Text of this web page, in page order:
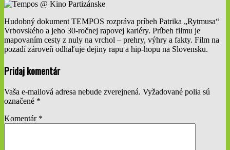
Hudobný dokument TEMPOS rozpráva príbeh Patrika „Rytmusa“
Vrbovského a jeho 30-ročnej rapovej kariéry. Príbeh filmu je
mapovaním cesty z nuly na vrchol – prehry, výhry a fakty. Film na
pozadí zároveň odhaľuje dejiny rapu a hip-hopu na Slovensku.
2020-
01-
Pridaj komentár
Vaša e-mailová adresa nebude zverejnená. Vyžadované polia sú
označené *
Komentár *